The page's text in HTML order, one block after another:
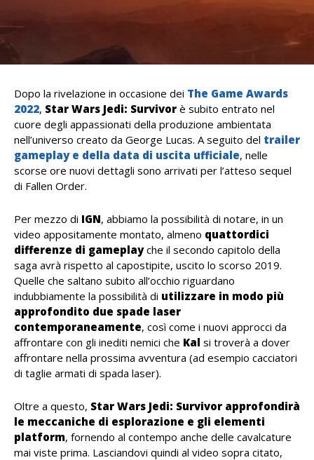
Dopo la rivelazione in occasione dei The Game Awards
2022, Star Wars Jedi: Survivor è subito entrato nel
cuore degli appassionati della produzione ambientata
nell’universo creato da George Lucas. A seguito del trailer
gameplay e della data di uscita ufficiale, nelle
scorse ore nuovi dettagli sono arrivati per l’atteso sequel
di Fallen Order.
Per mezzo di IGN, abbiamo la possibilità di notare, in un
video appositamente montato, almeno quattordici
differenze di gameplayche il secondo capitolo della
saga avrà rispetto al capostipite, uscito lo scorso 2019.
Quelle che saltano subito all’occhio riguardano
indubbiamente la possibilità di utilizzare in modo più
approfondito due spade laser
contemporaneamente, così come i nuovi approcci da
affrontare con gli inediti nemici che Kal si troverà a dover
affrontare nella prossima avventura (ad esempio cacciatori
di taglie armati di spada laser).
Oltre a questo, Star Wars Jedi: Survivor approfondirà
le meccaniche di esplorazione e gli elementi
platform, fornendo al contempo anche delle cavalcature
mai viste prima. Lasciandovi quindi al video sopra citato,